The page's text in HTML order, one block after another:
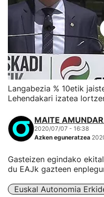
Langabezia % 10etik
Lehendakari izatea
MAITE
2020/07/07 - 16:38
Azken eguneratzea
Gasteizen egindako
du EAJk gazteen
Euskal Autonomia